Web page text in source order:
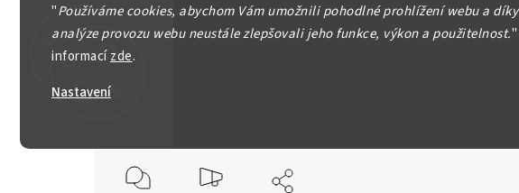
"Používáme cookies, abychom Vám umožnili pohodlné prohlížení webu a díky
analýze provozu webu neustále zlepšovali jeho funkce, výkon a použitelnost."
informacízde.
Nastavení
10 Haléř 1939, Aurea 25, luxusní stav s ražebním
leskem